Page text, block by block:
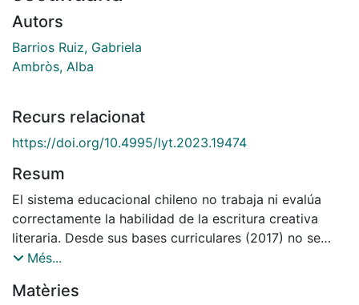
Autors
Barrios Ruiz, Gabriela
Ambròs, Alba
Recurs relacionat
https://doi.org/10.4995/lyt.2023.19474
Resum
El sistema educacional chileno no trabaja ni evalúa
correctamente la habilidad de la escritura creativa
literaria. Desde sus bases curriculares (2017) no se
incluyen objetivos de aprendizaje de este tema en la
motivo, el objetivo principal de este artículo es diseñar
Més...
Matèries